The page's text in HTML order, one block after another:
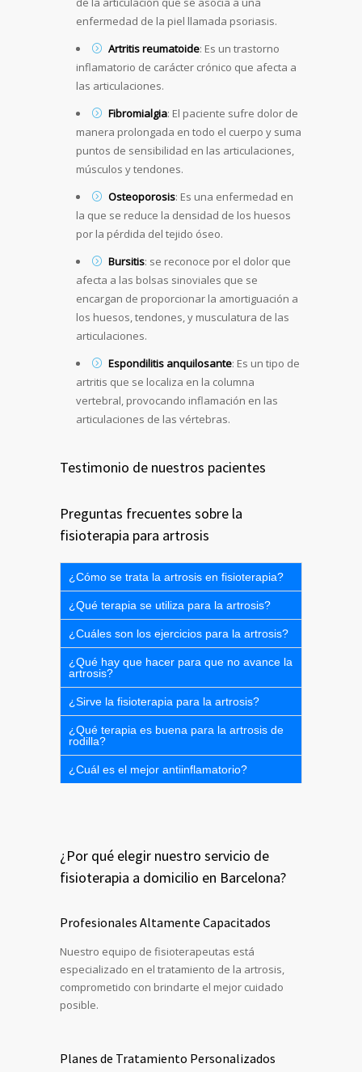
enfermedad de la piel llamada psoriasis.
Artritis reumatoide: Es un trastorno
inflamatorio de carácter crónico que afecta a
las articulaciones.
Fibromialgia: El paciente sufre dolor de
manera prolongada en todo el cuerpo y suma
puntos de sensibilidad en las articulaciones,
músculos y tendones.
Osteoporosis: Es una enfermedad en
la que se reduce la densidad de los huesos
por la pérdida del tejido óseo.
Bursitis: se reconoce por el dolor que
afecta a las bolsas sinoviales que se
encargan de proporcionar la amortiguación a
los huesos, tendones, y musculatura de las
articulaciones.
Espondilitis anquilosante: Es un tipo de
artritis que se localiza en la columna
vertebral, provocando inflamación en las
articulaciones de las vértebras.
Testimonio de nuestros pacientes
Preguntas frecuentes sobre la
fisioterapia para artrosis
¿Cómo se trata la artrosis en fisioterapia?
¿Qué terapia se utiliza para la artrosis?
¿Cuáles son los ejercicios para la artrosis?
¿Qué hay que hacer para que no avance la
artrosis?
¿Sirve la fisioterapia para la artrosis?
¿Qué terapia es buena para la artrosis de
rodilla?
¿Cuál es el mejor antiinflamatorio?
¿Por qué elegir nuestro servicio de
fisioterapia a domicilio en Barcelona?
Profesionales Altamente Capacitados
Nuestro equipo de fisioterapeutas está
especializado en el tratamiento de la artrosis,
comprometido con brindarte el mejor cuidado
posible.
Planes de Tratamiento Personalizados